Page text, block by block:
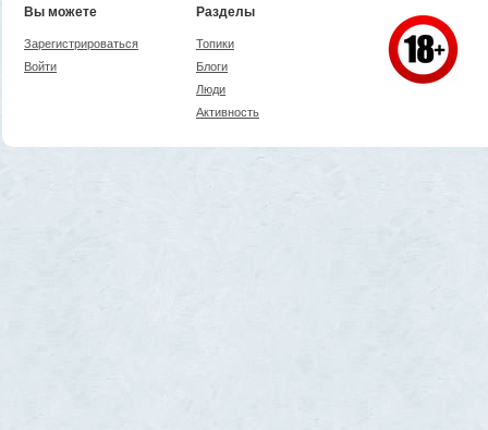
Вы можете
Зарегистрироваться
Войти
Разделы
Топики
Блоги
Люди
Активность